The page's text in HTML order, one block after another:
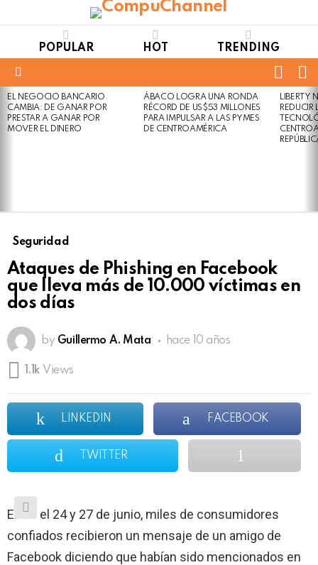
POPULAR HOT TRENDING
LATEST
STORIES
EL NEGOCIO BANCARIO
CAMBIA: DE GANAR POR
PRESTAR A GANAR POR
MOVER EL DINERO
Not
Safe
For
Click
to
view
ÁBACO LOGRA UNA RONDA
RÉCORD DE US$53 MILLONES
PARA IMPULSAR A LAS PYMES
DE CENTROAMÉRICA
LIBERTY
REDUCIR
Seguridad
Ataques de Phishing en Facebook
que lleva más de 10.000 víctimas en
dos días
by Guillermo A. Mata hace 10 años
1.1k Views
LINKEDIN FACEBOOK
TWITTER
Entre el 24 y 27 de junio, miles de consumidores
confiados recibieron un mensaje de un amigo de
Facebook diciendo que habían sido mencionados en